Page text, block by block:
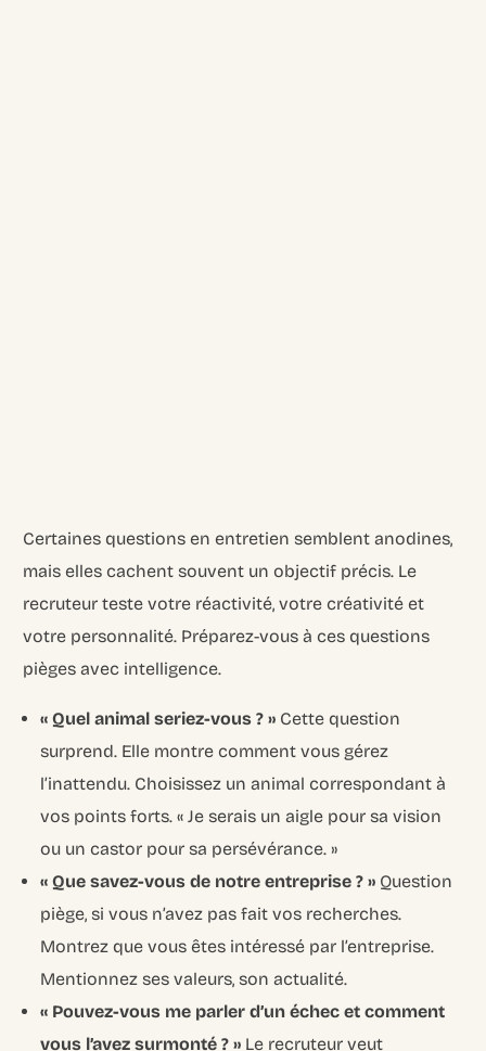
Certaines questions en entretien semblent anodines,
mais elles cachent souvent un objectif précis. Le
recruteur teste votre réactivité, votre créativité et
votre personnalité. Préparez-vous à ces questions
pièges avec intelligence.
« Quel animal seriez-vous ? » Cette question
surprend. Elle montre comment vous gérez
l’inattendu. Choisissez un animal correspondant à
vos points forts. « Je serais un aigle pour sa vision
ou un castor pour sa persévérance. »
« Que savez-vous de notre entreprise ? » Question
piège, si vous n’avez pas fait vos recherches.
Montrez que vous êtes intéressé par l’entreprise.
Mentionnez ses valeurs, son actualité.
« Pouvez-vous me parler d’un échec et comment
vous l’avez surmonté ? » Le recruteur veut